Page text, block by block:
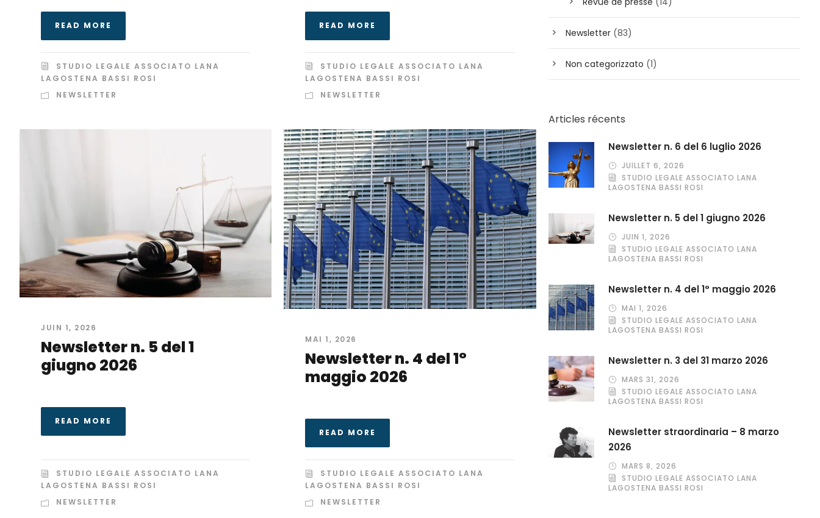
READ MORE
STUDIO LEGALE ASSOCIATO LANA
LAGOSTENA BASSI ROSI
NEWSLETTER
READ MORE
STUDIO LEGALE ASSOCIATO LANA
LAGOSTENA BASSI ROSI
NEWSLETTER
JUIN 1, 2026
Newsletter n. 5 del 1
giugno 2026
READ MORE
STUDIO LEGALE ASSOCIATO LANA
LAGOSTENA BASSI ROSI
NEWSLETTER
MAI 1, 2026
Newsletter n. 4 del 1°
maggio 2026
READ MORE
STUDIO LEGALE ASSOCIATO LANA
LAGOSTENA BASSI ROSI
NEWSLETTER
Newsletter(83)
Non categorizzato (1)
Articles récents
Newsletter n. 6 del 6 luglio 2026
JUILLET 6, 2026
STUDIO LEGALE ASSOCIATO LANA
LAGOSTENA BASSI ROSI
Newsletter n. 5 del 1 giugno 2026
JUIN 1, 2026
STUDIO LEGALE ASSOCIATO LANA
LAGOSTENA BASSI ROSI
Newsletter n. 4 del 1° maggio 2026
MAI 1, 2026
STUDIO LEGALE ASSOCIATO LANA
LAGOSTENA BASSI ROSI
Newsletter n. 3 del 31 marzo 2026
MARS 31, 2026
STUDIO LEGALE ASSOCIATO LANA
LAGOSTENA BASSI ROSI
Newsletter straordinaria – 8 marzo
2026
MARS 8, 2026
STUDIO LEGALE ASSOCIATO LANA
LAGOSTENA BASSI ROSI